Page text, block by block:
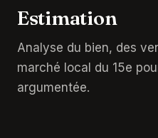
Estimation
Analyse du bien, des
marché local du 15e
argumentée.